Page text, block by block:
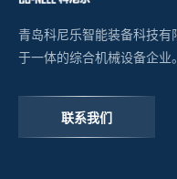
青岛科尼乐智能装备科技
于一体的综合机械设备企业。
联系我们